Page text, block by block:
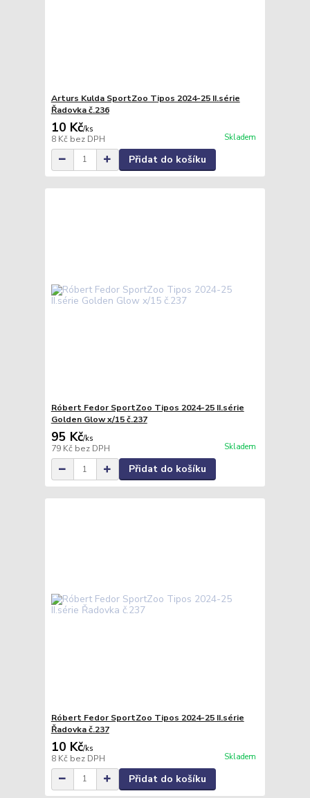
Arturs Kulda SportZoo Tipos 2024-25 II.série
Řadovka č.236
10 Kč/ks
8 Kč bez DPH Skladem
Přidat do košíku
Róbert Fedor SportZoo Tipos 2024-25 II.série
Golden Glow x/15 č.237
95 Kč/ks
79 Kč bez DPH Skladem
Přidat do košíku
Róbert Fedor SportZoo Tipos 2024-25 II.série
Řadovka č.237
10 Kč/ks
8 Kč bez DPH Skladem
Přidat do košíku